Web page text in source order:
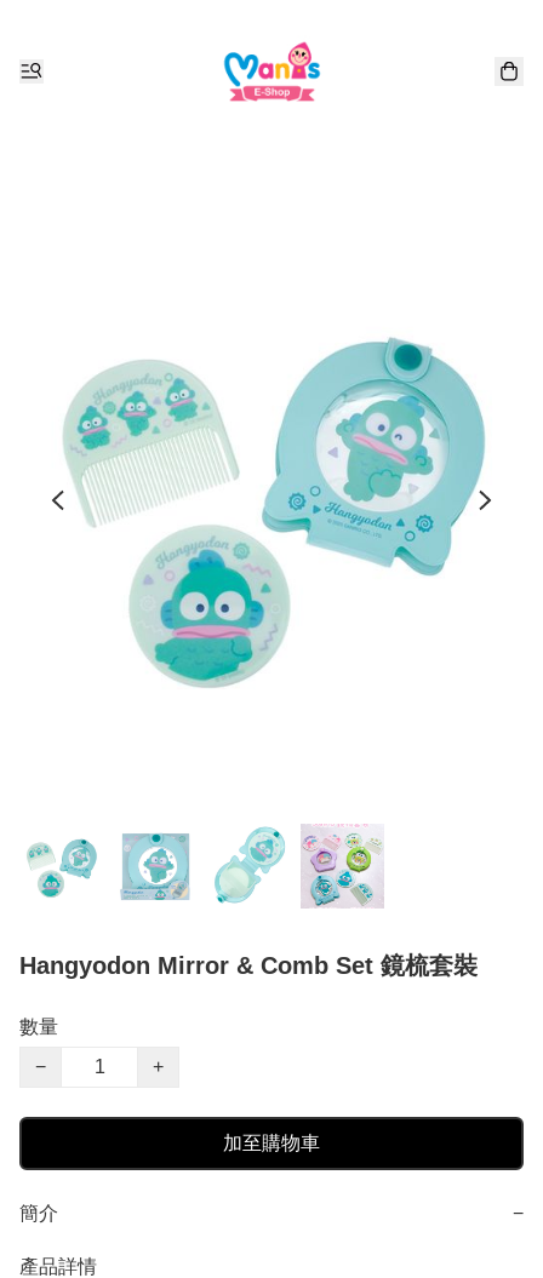
Hangyodon Mirror & Comb Set 鏡梳套裝
數量
−
+
加至購物車
簡介 −
產品詳情